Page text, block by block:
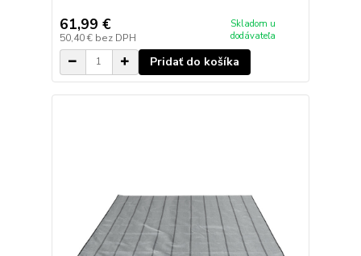
61,99 €
50,40 € bez DPH
Skladom u
dodávateľa
Pridať do košíka